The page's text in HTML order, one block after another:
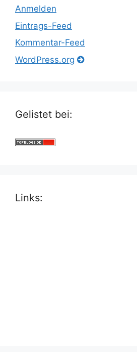
Anmelden
Eintrags-Feed
Kommentar-Feed
WordPress.org
Gelistet bei:
Links: